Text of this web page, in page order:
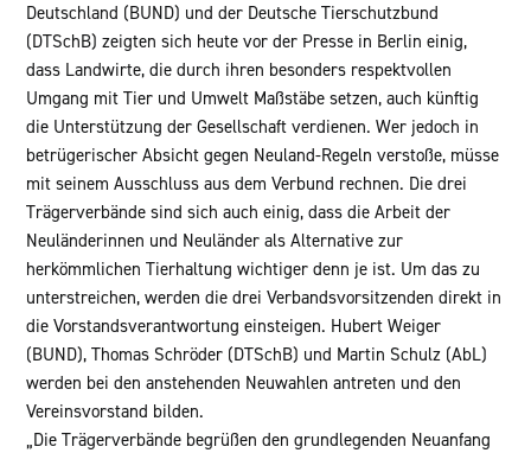
Deutschland (BUND) und der Deutsche Tierschutzbund
(DTSchB) zeigten sich heute vor der Presse in Berlin einig,
dass Landwirte, die durch ihren besonders respektvollen
Umgang mit Tier und Umwelt Maßstäbe setzen, auch künftig
die Unterstützung der Gesellschaft verdienen. Wer jedoch in
betrügerischer Absicht gegen Neuland-Regeln verstoße, müsse
mit seinem Ausschluss aus dem Verbund rechnen. Die drei
Trägerverbände sind sich auch einig, dass die Arbeit der
Neuländerinnen und Neuländer als Alternative zur
herkömmlichen Tierhaltung wichtiger denn je ist. Um das zu
unterstreichen, werden die drei Verbandsvorsitzenden direkt in
die Vorstandsverantwortung einsteigen. Hubert Weiger
(BUND), Thomas Schröder (DTSchB) und Martin Schulz (AbL)
werden bei den anstehenden Neuwahlen antreten und den
Vereinsvorstand bilden.
„Die Trägerverbände begrüßen den grundlegenden Neuanfang